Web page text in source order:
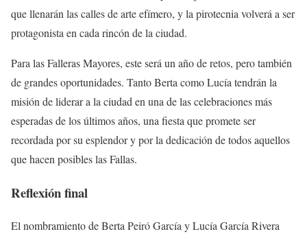
que llenarán las calles de arte efímero, y la pirotecnia volverá a ser
protagonista en cada rincón de la ciudad.
Para las Falleras Mayores, este será un año de retos, pero también
de grandes oportunidades. Tanto Berta como Lucía tendrán la
misión de liderar a la ciudad en una de las celebraciones más
esperadas de los últimos años, una fiesta que promete ser
recordada por su esplendor y por la dedicación de todos aquellos
que hacen posibles las Fallas.
Reflexión final
El nombramiento de Berta Peiró García y Lucía García Rivera